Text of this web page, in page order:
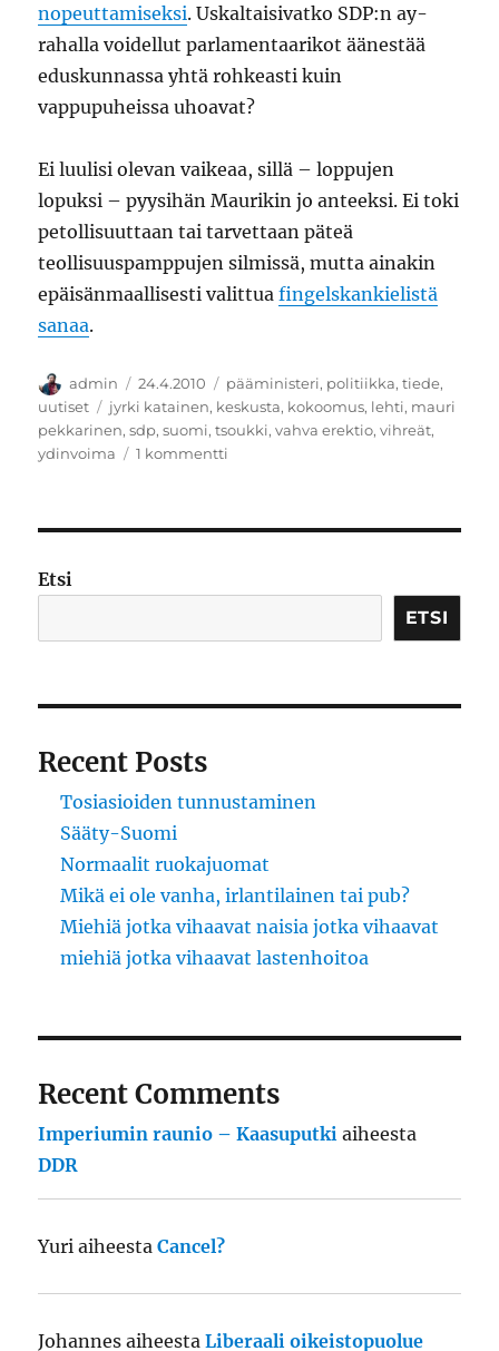
nopeuttamiseksi. Uskaltaisivatko SDP:n ay-
rahalla voidellut parlamentaarikot äänestää
eduskunnassa yhtä rohkeasti kuin
vappupuheissa uhoavat?
Ei luulisi olevan vaikeaa, sillä – loppujen
lopuksi – pyysihän Maurikin jo anteeksi. Ei toki
petollisuuttaan tai tarvettaan päteä
teollisuuspamppujen silmissä, mutta ainakin
epäisänmaallisesti valittuafingelskankielistä
sanaa.
Kirjoittaja
admin Julkaistu
24.4.2010 Kategoriat
pääministeri, politiikka,tiede,
uutiset
Avainsanat
jyrki katainen, keskusta, kokoomus, lehti, mauri
pekkarinen,sdp,suomi,tsoukki,vahva erektio,vihreät,
ydinvoima
1 kommentti
vuodessa
Etsi
ETSI
Recent Posts
Tosiasioiden tunnustaminen
Sääty-Suomi
Normaalit ruokajuomat
Mikä ei ole vanha, irlantilainen tai pub?
Miehiä jotka vihaavat naisia jotka vihaavat
miehiä jotka vihaavat lastenhoitoa
Recent Comments
Imperiumin raunio – Kaasuputki aiheesta
DDR
Yuri aiheestaCancel?
Johannes aiheestaLiberaali oikeistopuolue